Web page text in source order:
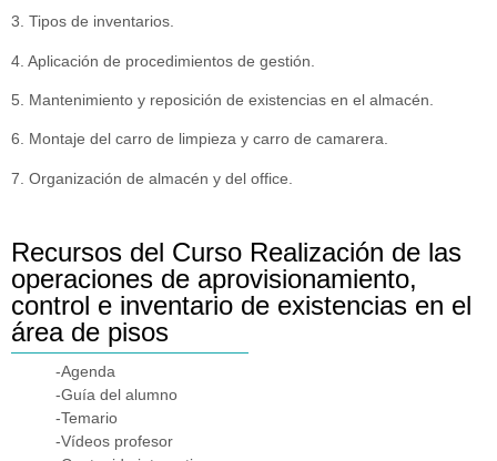
3. Tipos de inventarios.
4. Aplicación de procedimientos de gestión.
5. Mantenimiento y reposición de existencias en el almacén.
6. Montaje del carro de limpieza y carro de camarera.
7. Organización de almacén y del office.
Recursos del Curso Realización de las
operaciones de aprovisionamiento,
control e inventario de existencias en el
área de pisos
-Agenda
-Guía del alumno
-Temario
-Vídeos profesor